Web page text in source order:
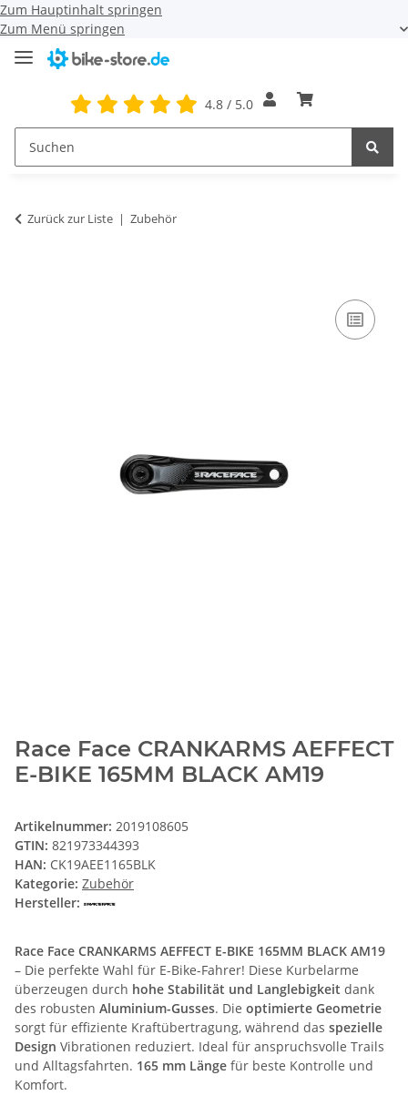
Zum Hauptinhalt springen
Zum Menü springen
4.8 / 5.0
Zurück zur Liste Zubehör
Race Face CRANKARMS AEFFECT
E-BIKE 165MM BLACK AM19
Artikelnummer: 2019108605
GTIN: 821973344393
HAN: CK19AEE1165BLK
Kategorie: Zubehör
Hersteller:
Race Face CRANKARMS AEFFECT E-BIKE 165MM BLACK AM19
– Die perfekte Wahl für E-Bike-Fahrer! Diese Kurbelarme
überzeugen durch hohe Stabilität und Langlebigkeit dank
des robusten Aluminium-Gusses. Die optimierte Geometrie
sorgt für effiziente Kraftübertragung, während das spezielle
Design Vibrationen reduziert. Ideal für anspruchsvolle Trails
und Alltagsfahrten. 165 mm Länge für beste Kontrolle und
Komfort.